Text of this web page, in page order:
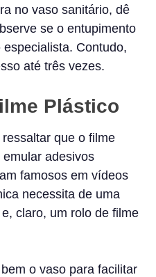
no vaso sanitário, dê
se o entupimento
Contudo,
até três vezes.
Plástico
que o filme
adesivos
famosos em vídeos
necessita de uma
claro, um rolo de filme
o vaso para facilitar